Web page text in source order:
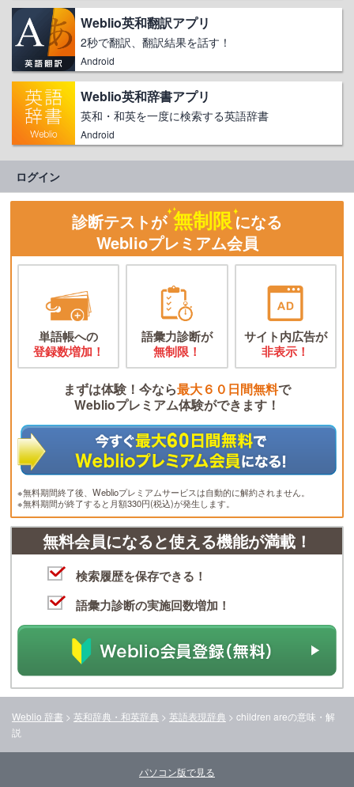
Weblio英和翻訳アプリ
2秒で翻訳、翻訳結果を話す！
Android
Weblio英和辞書アプリ
英和・和英を一度に検索する英語辞書
Android
ログイン
診断テストが 無制限になる
Weblioプレミアム会員
単語帳への
登録数増加！
語彙力診断が
無制限！
サイト内広告が
非表示！
まずは体験！今なら最大６０日間無料で
Weblioプレミアム体験ができます！
※無料期間終了後、Weblioプレミアムサービスは自動的に解約されません。
※無料期間が終了すると月額330円(税込)が発生します。
無料会員になると使える機能が満載！
検索履歴を保存できる！
語彙力診断の実施回数増加！
Weblio 辞書 > 英和辞典・和英辞典 > 英語表現辞典 > children areの意味・解
説
パソコン版で見る